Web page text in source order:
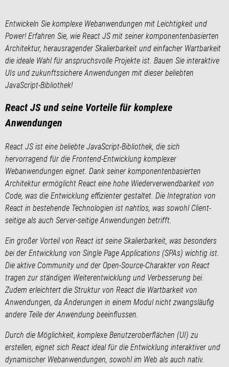
Entwickeln Sie komplexe Webanwendungen mit Leichtigkeit und
Power! Erfahren Sie, wie React JS mit seiner komponentenbasierten
Architektur, herausragender Skalierbarkeit und einfacher Wartbarkeit
die ideale Wahl für anspruchsvolle Projekte ist. Bauen Sie interaktive
UIs und zukunftssichere Anwendungen mit dieser beliebten
JavaScript-Bibliothek!
React JS und seine Vorteile für komplexe
Anwendungen
React JS ist eine beliebte JavaScript-Bibliothek, die sich
hervorragend für die Frontend-Entwicklung komplexer
Webanwendungen eignet. Dank seiner komponentenbasierten
Architektur ermöglicht React eine hohe Wiederverwendbarkeit von
Code, was die Entwicklung effizienter gestaltet. Die Integration von
React in bestehende Technologien ist nahtlos, was sowohl Client-
seitige als auch Server-seitige Anwendungen betrifft.
Ein großer Vorteil von React ist seine Skalierbarkeit, was besonders
bei der Entwicklung von Single Page Applications (SPAs) wichtig ist.
Die aktive Community und der Open-Source-Charakter von React
tragen zur ständigen Weiterentwicklung und Verbesserung bei.
Zudem erleichtert die Struktur von React die Wartbarkeit von
Anwendungen, da Änderungen in einem Modul nicht zwangsläufig
andere Teile der Anwendung beeinflussen.
Durch die Möglichkeit, komplexe Benutzeroberflächen (UI) zu
erstellen, eignet sich React ideal für die Entwicklung interaktiver und
dynamischer Webanwendungen, sowohl im Web als auch nativ.